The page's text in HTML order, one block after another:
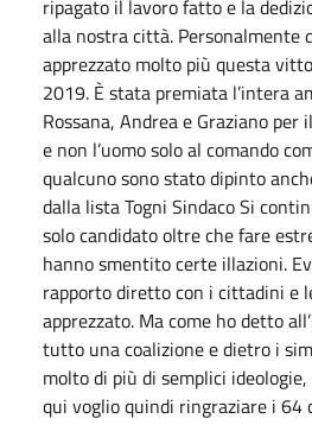
ripagato il lavoro fatto e la
alla nostra città. Personalmente
apprezzato molto più questa
2019. È stata premiata l’intera
Rossana, Andrea e Graziano
e non l’uomo solo al comando
qualcuno sono stato dipinto
dalla lista Togni Sindaco Si
solo candidato oltre che fare
hanno smentito certe illazioni.
rapporto diretto con i cittadini e
apprezzato. Ma come ho detto
tutto una coalizione e dietro i
molto di più di semplici
qui voglio quindi ringraziare i 64